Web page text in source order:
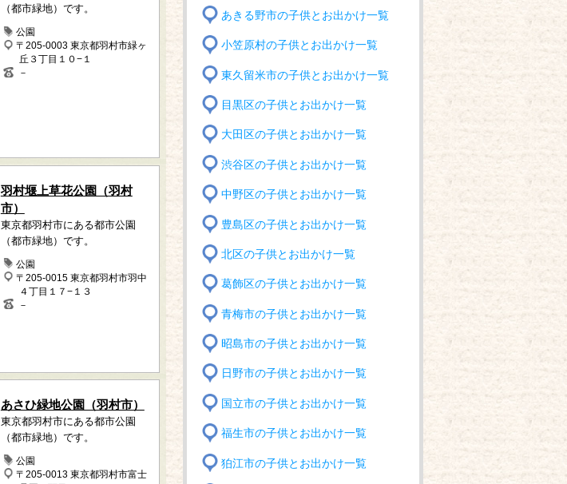
（都市緑地）です。
公園
〒205-0003 東京都羽村市緑ヶ
丘３丁目１０−１
－
羽村堰上草花公園（羽村
市）
東京都羽村市にある都市公園
（都市緑地）です。
公園
〒205-0015 東京都羽村市羽中
４丁目１７−１３
－
あさひ緑地公園（羽村市）
東京都羽村市にある都市公園
（都市緑地）です。
公園
〒205-0013 東京都羽村市富士
あきる野市の子供とお出かけ一覧
小笠原村の子供とお出かけ一覧
東久留米市の子供とお出かけ一覧
目黒区の子供とお出かけ一覧
大田区の子供とお出かけ一覧
渋谷区の子供とお出かけ一覧
中野区の子供とお出かけ一覧
豊島区の子供とお出かけ一覧
北区の子供とお出かけ一覧
葛飾区の子供とお出かけ一覧
青梅市の子供とお出かけ一覧
昭島市の子供とお出かけ一覧
日野市の子供とお出かけ一覧
国立市の子供とお出かけ一覧
福生市の子供とお出かけ一覧
狛江市の子供とお出かけ一覧